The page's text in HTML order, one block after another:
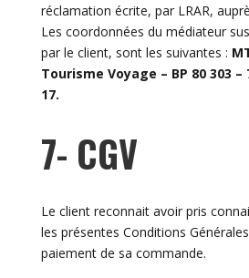
réclamation écrite, par LRAR,
Les coordonnées du médiateur
par le client, sont les suivantes :
Tourisme Voyage – BP 80 303 –
17.
7- CGV
Le client reconnait avoir pris
les présentes Conditions
paiement de sa commande.